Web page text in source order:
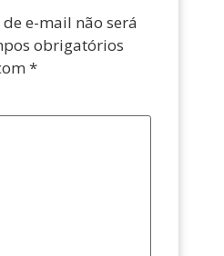
e-mail não será
obrigatórios
*